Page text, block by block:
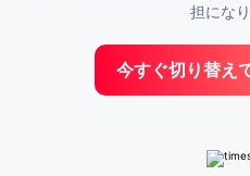
担になり
今すぐ切り替え